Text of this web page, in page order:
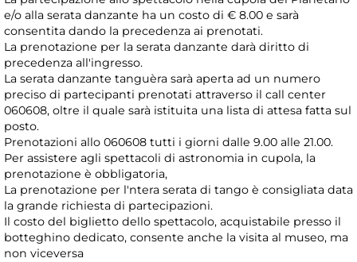
e/o alla serata danzante ha un costo di € 8.00 e sarà
consentita dando la precedenza ai prenotati.
La prenotazione per la serata danzante darà diritto di
precedenza all'ingresso.
La serata danzante tanguèra sarà aperta ad un numero
preciso di partecipanti prenotati attraverso il call center
060608, oltre il quale sarà istituita una lista di attesa fatta sul
posto.
Prenotazioni allo 060608 tutti i giorni dalle 9.00 alle 21.00.
Per assistere agli spettacoli di astronomia in cupola, la
prenotazione è obbligatoria,
La prenotazione per l'ntera serata di tango è consigliata data
la grande richiesta di partecipazioni.
Il costo del biglietto dello spettacolo, acquistabile presso il
botteghino dedicato, consente anche la visita al museo, ma
non viceversa